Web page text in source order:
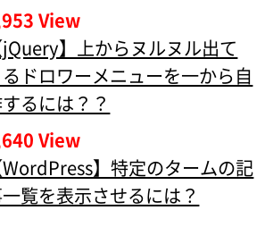
View
jQuery】上からヌルヌル出て
るドロワーメニューを一から自
るには？？
View
WordPress】特定のタームの記
覧を表示させるには？